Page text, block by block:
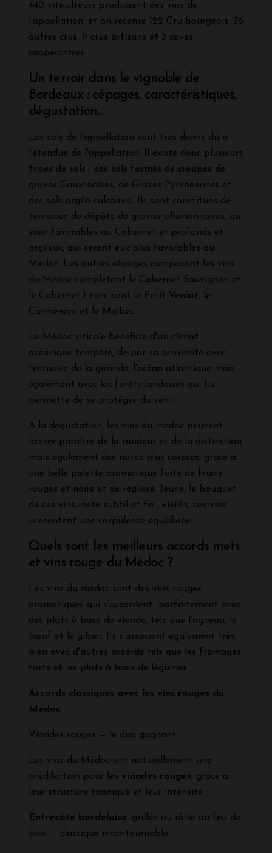
440 viticulteurs produisent des vins de
l'appellation, et on recense 122 Cru bourgeois, 76
autres crus, 9 crus artisans et 3 caves
coopératives.
Un terroir dans le vignoble de
Bordeaux : cépages, caractéristiques,
dégustation...
Les sols de l'appellation sont très divers dû à
l'étendue de l'appellation. Il existe donc plusieurs
types de sols : des sols formés de croupes de
graves Garonnaises, de Graves Pyrénéennes et
des sols argilo-calcaires.. Ils sont constitués de
terrasses de dépôts de gravier alluvionnaires, qui
sont favorables au Cabernet et profonds et
argileux, qui seront eux plus favorables au
Merlot. Les autres cépages composant les vins
du Médoc complétant le Cabernet Sauvignon et
le Cabernet Franc sont le Petit Verdot, le
Carménère et le Malbec.
Le Médoc viticole bénéficie d'un climat
océanique tempéré, de par sa proximité avec
l'estuaire de la gironde, l'océan atlantique mais
également avec les forêts landaises qui lui
permette de se protéger du vent.
A la dégustation, les vins du médoc peuvent
laisser paraître de la rondeur et de la distinction
mais également des notes plus corsées, grâce à
une belle palette aromatique faite de fruits
rouges et noirs et de réglisse. Jeune, le bouquet
de ces vins reste subtil et fin ; vieillis, ces vins
présentent une corpulence équilibrée.
Quels sont les meilleurs accords mets
et vins rouge du Médoc ?
Les vins du médoc sont des vins rouges
aromatiques qui s’accordent parfaitement avec
des plats à base de viande, tels que l’agneau, le
bœuf et le gibier. Ils s’associent également très
bien avec d'autres accords tels que les fromages
forts et les plats à base de légumes.
Accords classiques avec les vins rouges du
Médoc
Viandes rouges — le duo gagnant
Les vins du Médoc ont naturellement une
prédilection pour les viandes rouges, grâce à
leur structure tannique et leur intensité :
Entrecôte bordelaise, grillée ou rôtie au feu de
bois — classique incontournable.